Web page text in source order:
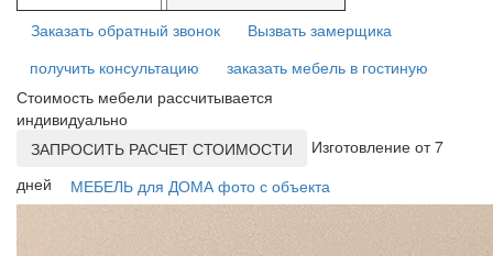
Заказать обратный звонок
Вызвать замерщика
получить консультацию
заказать мебель в гостиную
Стоимость мебели рассчитывается
индивидуально
ЗАПРОСИТЬ РАСЧЕТ СТОИМОСТИ
Изготовление от 7
дней
МЕБЕЛЬ для ДОМА фото с объекта